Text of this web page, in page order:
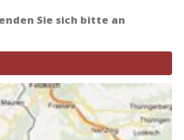
Sie sich bitte an